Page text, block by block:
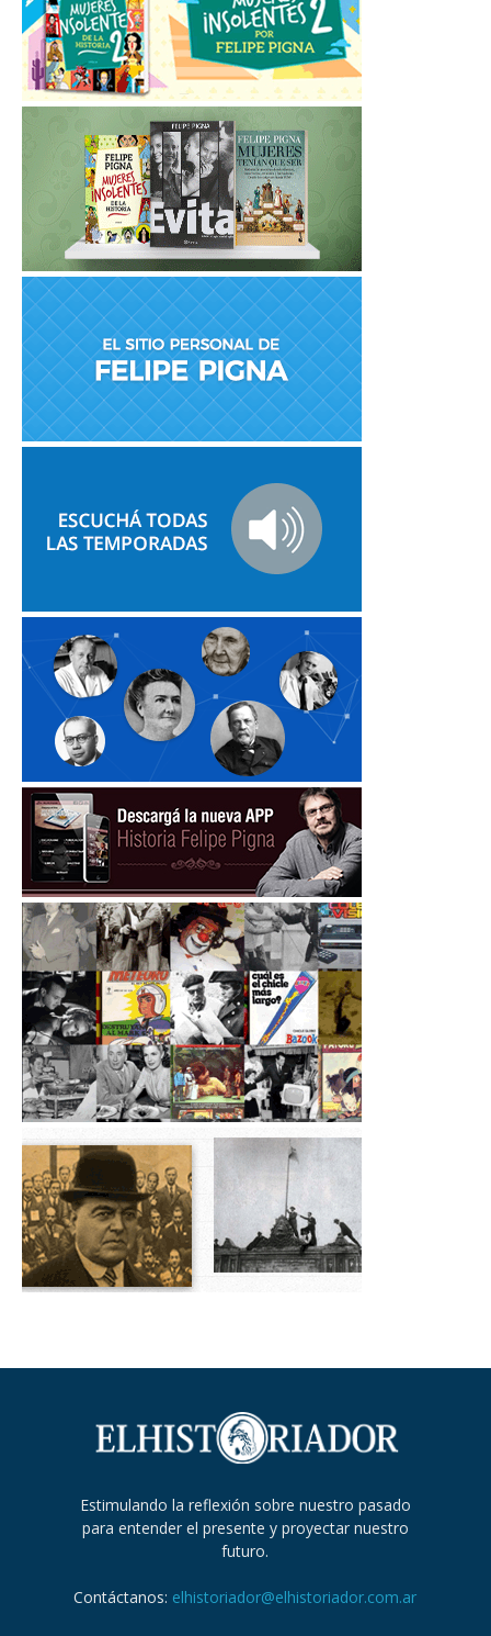
Estimulando la reflexión sobre nuestro pasado
para entender el presente y proyectar nuestro
futuro.
Contáctanos: elhistoriador@elhistoriador.com.ar